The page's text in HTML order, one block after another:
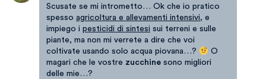
Scusate se mi intrometto… Ok che io pratico
spesso agricoltura e allevamenti intensivi, e
impiego i pesticidi di sintesi sui terreni e sulle
piante, ma non mi verrete a dire che voi
coltivate usando solo acqua piovana…?
O
magari che le vostre zucchine sono migliori
delle mie…?